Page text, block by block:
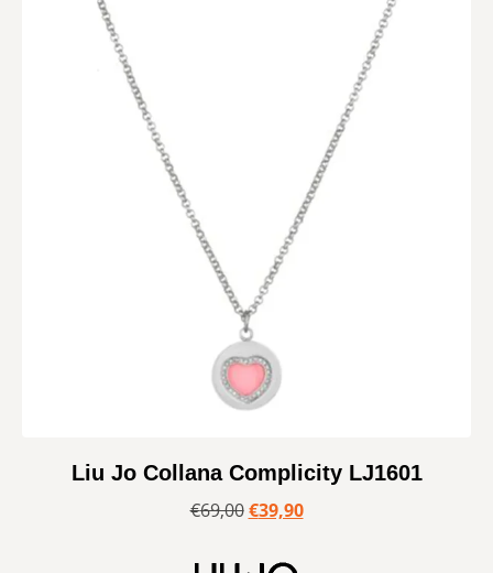
Liu Jo Collana Complicity LJ1601
€69,00 €39,90